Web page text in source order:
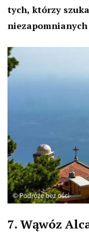
tych, którzy
7. Wąwóz